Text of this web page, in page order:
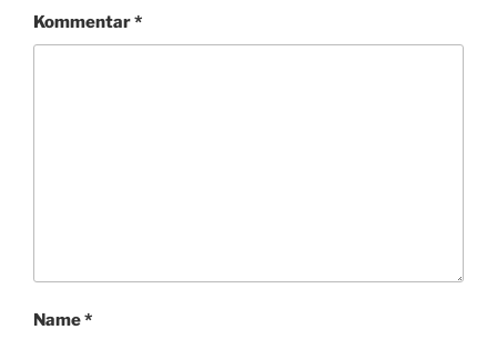
Kommentar*
Name*